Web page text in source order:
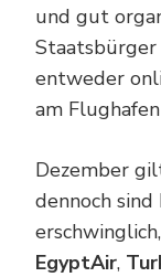
und gut
Staatsbürger
entweder
am
Dezember
dennoch
EgyptAir,